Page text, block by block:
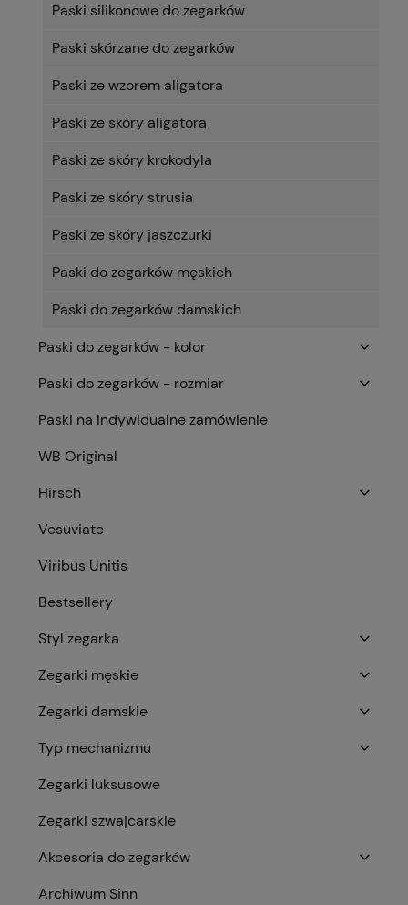
Paski silikonowe do zegarków
Paski skórzane do zegarków
Paski ze wzorem aligatora
Paski ze skóry aligatora
Paski ze skóry krokodyla
Paski ze skóry strusia
Paski ze skóry jaszczurki
Paski do zegarków męskich
Paski do zegarków damskich
Paski do zegarków - kolor
Paski do zegarków - rozmiar
Paski na indywidualne zamówienie
WB Original
Hirsch
Vesuviate
Viribus Unitis
Bestsellery
Styl zegarka
Zegarki męskie
Zegarki damskie
Typ mechanizmu
Zegarki luksusowe
Zegarki szwajcarskie
Akcesoria do zegarków
Archiwum Sinn